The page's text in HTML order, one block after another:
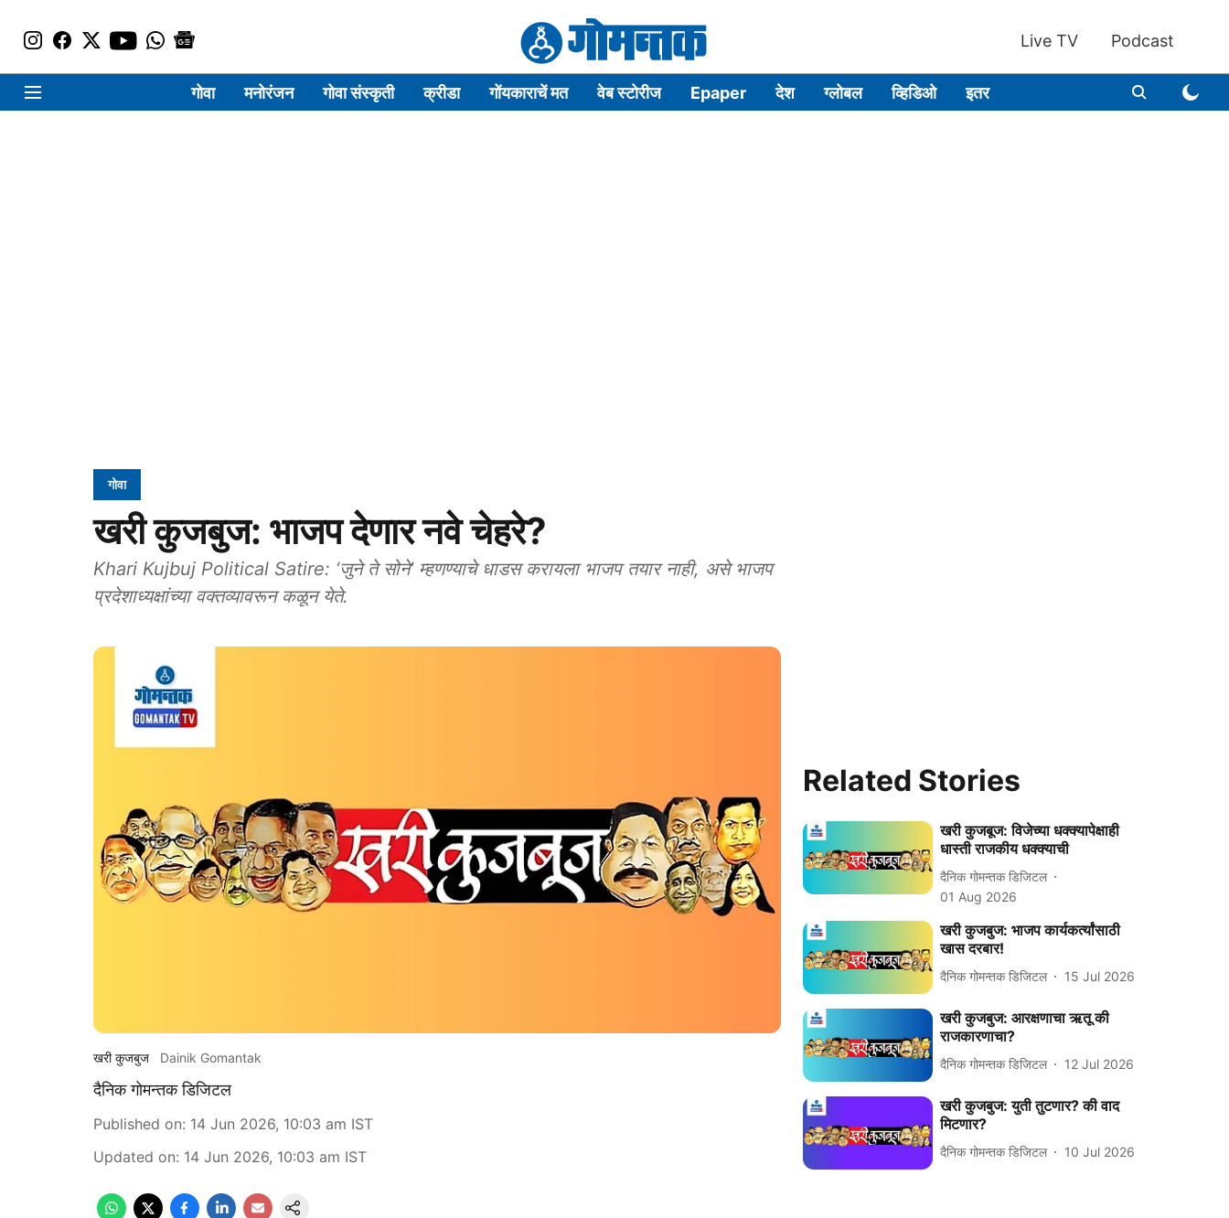
Live TV Podcast
गोवा मनोरंजन गोवा संस्कृती क्रीडा गोंयकाराचें मत वेब स्टोरीज Epaper देश ग्लोबल व्हिडिओ इतर
गोवा
खरी कुजबुज: भाजप देणार नवे चेहरे?
Khari Kujbuj Political Satire: ‘जुने ते सोने’ म्हणण्याचे धाडस करायला भाजप तयार नाही, असे भाजप
प्रदेशाध्यक्षांच्या वक्तव्यावरून कळून येते.
खरी कुजबुज Dainik Gomantak
दैनिक गोमन्तक डिजिटल
Published on: 14 Jun 2026, 10:03 am IST
Updated on: 14 Jun 2026, 10:03 am IST
Related Stories
खरी कुजबूज: विजेच्या धक्क्यापेक्षाही
धास्ती राजकीय धक्क्याची
दैनिक गोमन्तक डिजिटल
01 Aug 2026
खरी कुजबुज: भाजप कार्यकर्त्यांसाठी
खास दरबार!
दैनिक गोमन्तक डिजिटल 15 Jul 2026
खरी कुजबुज: आरक्षणाचा ऋतू की
राजकारणाचा?
दैनिक गोमन्तक डिजिटल 12 Jul 2026
खरी कुजबुज: युती तुटणार? की वाद
मिटणार?
दैनिक गोमन्तक डिजिटल 10 Jul 2026